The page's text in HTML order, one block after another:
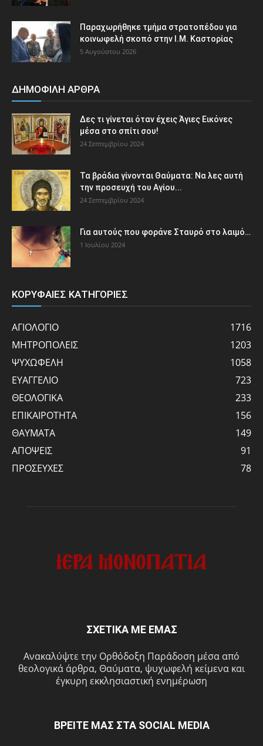
Παραχωρήθηκε τμήμα στρατοπέδου για
κοινωφελή σκοπό στην Ι.Μ. Καστορίας
5 Αυγούστου 2026
ΔΗΜΟΦΙΛΗ ΑΡΘΡΑ
Δες τι γίνεται όταν έχεις Άγιες Εικόνες
μέσα στο σπίτι σου!
24 Σεπτεμβρίου 2024
Τα βράδια γίνονται Θαύματα: Να λες αυτή
την προσευχή του Αγίου...
24 Σεπτεμβρίου 2024
Για αυτούς που φοράνε Σταυρό στο λαιμό…
1 Ιουλίου 2024
ΚΟΡΥΦΑΙΕΣ ΚΑΤΗΓΟΡΙΕΣ
ΑΓΙΟΛΟΓΙΟ
1716
ΜΗΤΡΟΠΟΛΕΙΣ
1203
ΨΥΧΩΦΕΛΗ
1058
ΕΥΑΓΓΕΛΙΟ
723
ΘΕΟΛΟΓΙΚΑ
233
ΕΠΙΚΑΙΡΟΤΗΤΑ
156
ΘΑΥΜΑΤΑ
149
ΑΠΟΨΕΙΣ
91
ΠΡΟΣΕΥΧΕΣ
78
ΣΧΕΤΙΚΑ ΜΕ ΕΜΑΣ
Ανακαλύψτε την Ορθόδοξη Παράδοση μέσα από
θεολογικά άρθρα, Θαύματα, ψυχωφελή κείμενα και
έγκυρη εκκλησιαστική ενημέρωση
ΒΡΕΙΤΕ ΜΑΣ ΣΤΑ SOCIAL MEDIA